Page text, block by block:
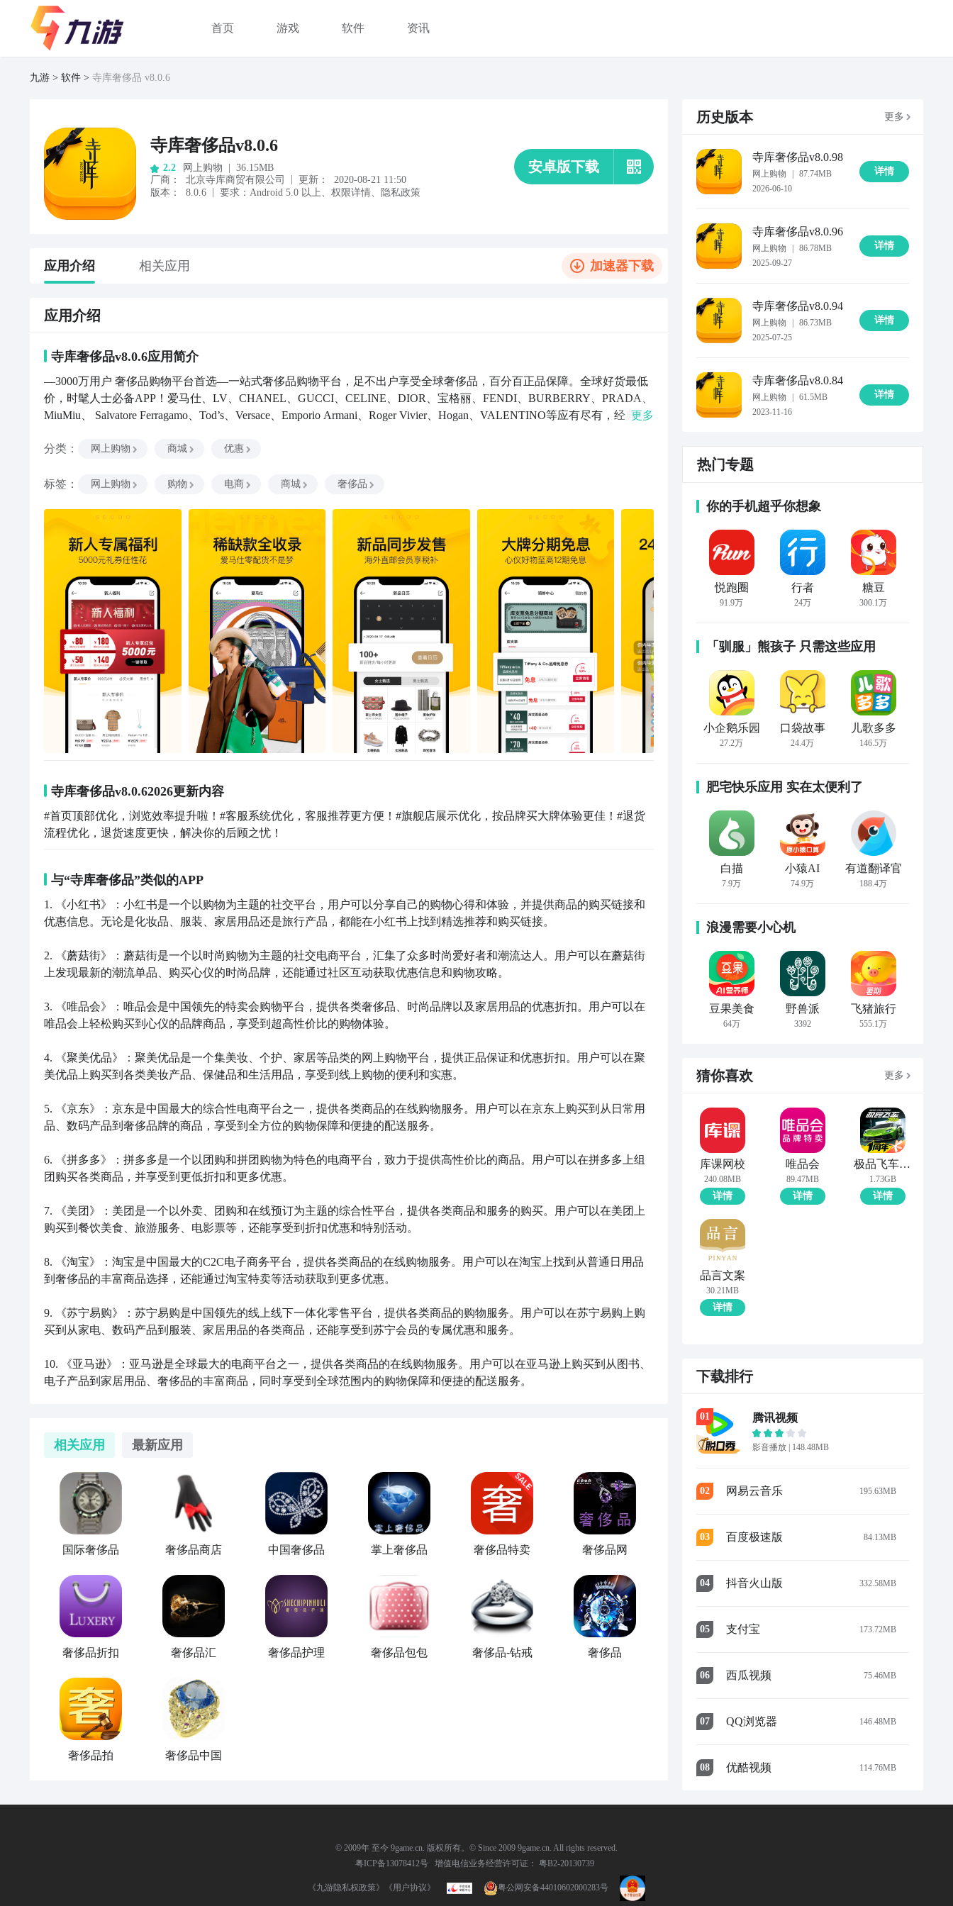
首页 游戏 软件 资讯
九游 软件 寺库奢侈品 v8.0.6
寺库奢侈品v8.0.6
2.2 网上购物
36.15MB
厂商 ： 北京寺库商贸有限公司 更新：
2020-08-21 11:50
版本：
8.0.6 要求： Android 5.0 以上、 权限详情、 隐私政策
安卓版下载
应用介绍 相关应用 加速器下载
应用介绍
寺库奢侈品v8.0.6应用简介
—3000万用户 奢侈品购物平台首选—一站式奢侈品购物平台，足不出户享受全球奢侈品，百分百正品保障。全球好货最低
价，时髦人士必备APP！爱马仕、LV、CHANEL、GUCCI、CELINE、DIOR、宝格丽、FENDI、BURBERRY、PRADA、
MiuMiu、 Salvatore Ferragamo、Tod’s、Versace、Emporio Armani、Roger Vivier、Hogan、VALENTINO等应有尽有，经典款
【新人大礼】新人免费领5000元礼包，新客专属价格优惠。【直播送好礼】1000个超会穿的小哥哥小姐姐在寺库直播等
物】100%正品，假一赔十，7天无理由退货。315指定的专业奢侈品鉴定评估中心，中国检验认证集团的战略合作单位，
证】在北京、上海、青岛、天津、厦门开设体验店。—您可以通过以下方式联系我—如果您认可我们的服务，请留下您的
好评，推荐给身边的朋友，我们继续努力！如果您认为我们有哪些不足，我们更加希望可以听到您的声音，帮助我们成
长！有任何意见或者建议，可以随时联系我们：客服电话：400-875-6789微信公众号：sikuchina官方网站：www.secoo.com
更多
分类 ： 网上购物 商城 优惠
标签 ： 网上购物 购物 电商 商城 奢侈品
寺库奢侈品v8.0.62026更新内容
#首页顶部优化，浏览效率提升啦！#客服系统优化，客服推荐更方便！#旗舰店展示优化，按品牌买大牌体验更佳！#退货
流程优化，退货速度更快，解决你的后顾之忧！
与“寺库奢侈品”类似的APP
1. 《小红书》：小红书是一个以购物为主题的社交平台，用户可以分享自己的购物心得和体验，并提供商品的购买链接和
优惠信息。无论是化妆品、服装、家居用品还是旅行产品，都能在小红书上找到精选推荐和购买链接。
2. 《蘑菇街》：蘑菇街是一个以时尚购物为主题的社交电商平台，汇集了众多时尚爱好者和潮流达人。用户可以在蘑菇街
上发现最新的潮流单品、购买心仪的时尚品牌，还能通过社区互动获取优惠信息和购物攻略。
3. 《唯品会》：唯品会是中国领先的特卖会购物平台，提供各类奢侈品、时尚品牌以及家居用品的优惠折扣。用户可以在
唯品会上轻松购买到心仪的品牌商品，享受到超高性价比的购物体验。
4. 《聚美优品》：聚美优品是一个集美妆、个护、家居等品类的网上购物平台，提供正品保证和优惠折扣。用户可以在聚
美优品上购买到各类美妆产品、保健品和生活用品，享受到线上购物的便利和实惠。
5. 《京东》：京东是中国最大的综合性电商平台之一，提供各类商品的在线购物服务。用户可以在京东上购买到从日常用
品、数码产品到奢侈品牌的商品，享受到全方位的购物保障和便捷的配送服务。
6. 《拼多多》：拼多多是一个以团购和拼团购物为特色的电商平台，致力于提供高性价比的商品。用户可以在拼多多上组
团购买各类商品，并享受到更低折扣和更多优惠。
7. 《美团》：美团是一个以外卖、团购和在线预订为主题的综合性平台，提供各类商品和服务的购买。用户可以在美团上
购买到餐饮美食、旅游服务、电影票等，还能享受到折扣优惠和特别活动。
8. 《淘宝》：淘宝是中国最大的C2C电子商务平台，提供各类商品的在线购物服务。用户可以在淘宝上找到从普通日用品
到奢侈品的丰富商品选择，还能通过淘宝特卖等活动获取到更多优惠。
9. 《苏宁易购》：苏宁易购是中国领先的线上线下一体化零售平台，提供各类商品的购物服务。用户可以在苏宁易购上购
买到从家电、数码产品到服装、家居用品的各类商品，还能享受到苏宁会员的专属优惠和服务。
10. 《亚马逊》：亚马逊是全球最大的电商平台之一，提供各类商品的在线购物服务。用户可以在亚马逊上购买到从图书、
电子产品到家居用品、奢侈品的丰富商品，同时享受到全球范围内的购物保障和便捷的配送服务。
相关应用 最新应用
国际奢侈品 奢侈品商店 中国奢侈品 掌上奢侈品 奢侈品特卖 奢侈品网
奢侈品折扣 奢侈品汇 奢侈品护理 奢侈品包包 奢侈品-钻戒 奢侈品
奢侈品拍 奢侈品中国
历史版本 更多
寺库奢侈品v8.0.98
网上购物
87.74MB
2026-06-10
详情
寺库奢侈品v8.0.96
网上购物
86.78MB
2025-09-27
详情
寺库奢侈品v8.0.94
网上购物
86.73MB
2025-07-25
详情
寺库奢侈品v8.0.84
网上购物
61.5MB
2023-11-16
详情
热门专题
你的手机超乎你想象
悦跑圈
91.9万
行者
24万
糖豆
300.1万
「驯服」熊孩子 只需这些应用
小企鹅乐园
27.2万
口袋故事
24.4万
儿歌多多
146.5万
肥宅快乐应用 实在太便利了
白描
7.9万
小猿AI
74.9万
有道翻译官
188.4万
浪漫需要小心机
豆果美食
64万
野兽派
3392
飞猪旅行
555.1万
猜你喜欢 更多
库课网校
240.08MB
详情
唯品会
89.47MB
详情
极品飞车：集结
1.73GB
详情
品言文案
30.21MB
详情
下载排行
01 腾讯视频
影音播放 | 148.48MB
02 网易云音乐 195.63MB
03 百度极速版 84.13MB
04 抖音火山版 332.58MB
05 支付宝 173.72MB
06 西瓜视频 75.46MB
07 QQ浏览器 146.48MB
08 优酷视频 114.76MB
© 2009年 至今 9game.cn. 版权所有。© Since 2009 9game.cn. All rights reserved.
粤ICP备13078412号
增值电信业务经营许可证： 粤B2-20130739
《九游隐私权政策》 《用户协议》 粤公网安备44010602000283号